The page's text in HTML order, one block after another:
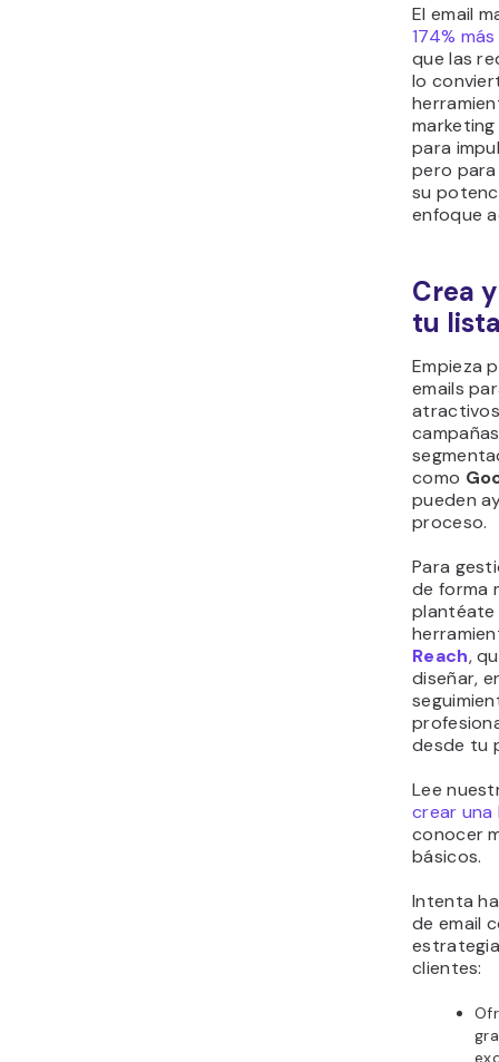
El email
174%
que las
lo
para
pero
su
enfoque
Crea
tu
Empieza
emails
como
pueden
proceso.
Para
de forma
plantéate
Reach,
diseñar,
desde tu
Lee
crear una
conocer
básicos.
Intenta
de email
clientes: